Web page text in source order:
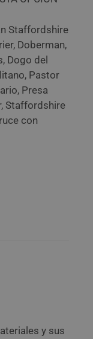
Staffordshire
Doberman,
Dogo del
Pastor
Presa
Staffordshire
con
y sus